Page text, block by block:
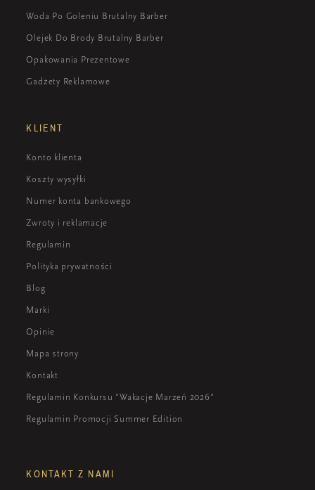
Woda Po Goleniu Brutalny Barber
Olejek Do Brody Brutalny Barber
Opakowania Prezentowe
Gadżety Reklamowe
KLIENT
Konto klienta
Koszty wysyłki
Numer konta bankowego
Zwroty i reklamacje
Regulamin
Polityka prywatności
Blog
Marki
Opinie
Mapa strony
Kontakt
Regulamin Konkursu "Wakacje Marzeń 2026"
Regulamin Promocji Summer Edition
KONTAKT Z NAMI